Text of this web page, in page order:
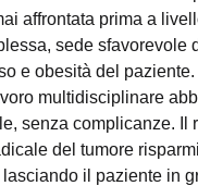
affrontata prima a
sede sfavorevole
e obesità del
multidisciplinare
senza complicanze. Il
del tumore
il paziente in